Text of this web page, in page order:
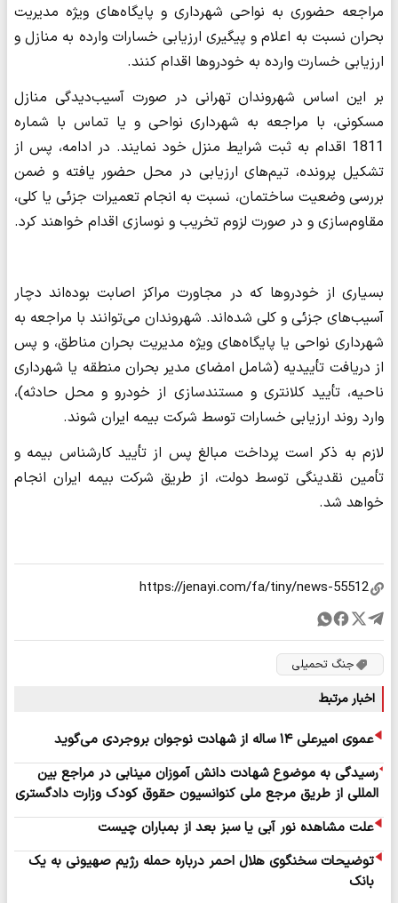
مراجعه حضوری به نواحی شهرداری و پایگاه‌های ویژه مدیریت
بحران نسبت به اعلام و پیگیری ارزیابی خسارات وارده به منازل و
ارزیابی خسارت وارده به خودروها اقدام کنند.
بر این اساس شهروندان تهرانی در صورت آسیب‌دیدگی منازل
مسکونی، با مراجعه به شهرداری نواحی و یا تماس با شماره
1811 اقدام به ثبت شرایط منزل خود نمایند. در ادامه، پس از
تشکیل پرونده، تیم‌های ارزیابی در محل حضور یافته و ضمن
بررسی وضعیت ساختمان، نسبت به انجام تعمیرات جزئی یا کلی،
مقاوم‌سازی و در صورت لزوم تخریب و نوسازی اقدام خواهند کرد.
بسیاری از خودروها که در مجاورت مراکز اصابت بوده‌اند دچار
آسیب‌های جزئی و کلی شده‌اند. شهروندان می‌توانند با مراجعه به
شهرداری نواحی یا پایگاه‌های ویژه مدیریت بحران مناطق، و پس
از دریافت تأییدیه (شامل امضای مدیر بحران منطقه یا شهرداری
ناحیه، تأیید کلانتری و مستندسازی از خودرو و محل حادثه)،
وارد روند ارزیابی خسارات توسط شرکت بیمه ایران شوند.
لازم به ذکر است پرداخت مبالغ پس از تأیید کارشناس بیمه و
تأمین نقدینگی توسط دولت، از طریق شرکت بیمه ایران انجام
خواهد شد.
جنگ تحمیلی
اخبار مرتبط
عموی امیرعلی ۱۴ ساله از شهادت نوجوان بروجردی می‌گوید
رسیدگی به موضوع شهادت دانش آموزان مینابی در مراجع بین
المللی از طریق مرجع ملی کنوانسیون حقوق کودک وزارت دادگستری
علت مشاهده نور آبی یا سبز بعد از بمباران چیست
توضیحات سخنگوی هلال احمر درباره حمله رژیم صهیونی به یک
بانک